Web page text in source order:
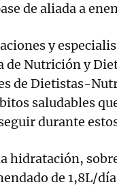
de aliada a
y
de Nutrición y
de Dietistas-
saludables
durante
hidratación,
de 1,8L/